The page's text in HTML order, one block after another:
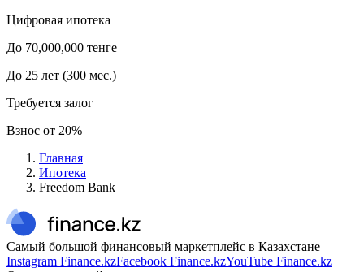
Цифровая ипотека
До 70,000,000 тенге
До 25 лет (300 мес.)
Требуется залог
Взнос от 20%
Главная
Ипотека
Freedom Bank
Самый большой финансовый маркетплейс в Казахстане
Instagram Finance.kzFacebook Finance.kzYouTube Finance.kz